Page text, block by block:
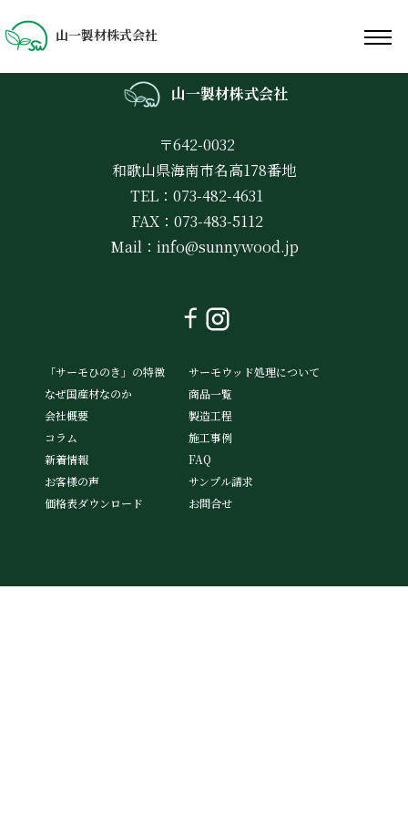
山一製材株式会社
山一製材株式会社
〒642-0032
和歌山県海南市名高178番地
TEL：073-482-4631
FAX：073-483-5112
Mail： info@sunnywood.jp
「サーモひのき」の特徴
サーモウッド処理について
なぜ国産材なのか
商品一覧
会社概要
製造工程
コラム
施工事例
新着情報
FAQ
お客様の声
サンプル請求
価格表ダウンロード
お問合せ